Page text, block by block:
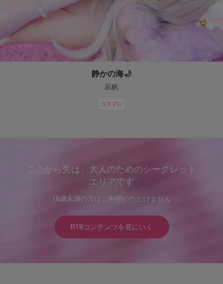
静かの海🌙
凪帆
コスプレ
ここから先は、大人のためのシークレット
エリアです
18歳未満の方はご利用いただけません
R18コンテンツを見にいく